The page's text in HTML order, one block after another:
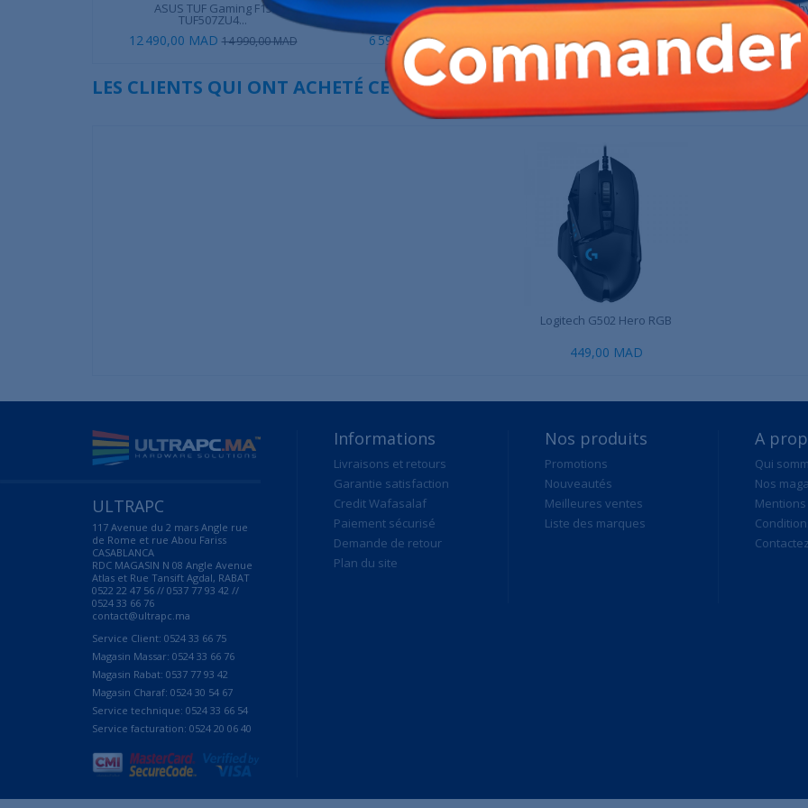
ASUS TUF Gaming F15
TUF507ZU4...
12 490,00 MAD 14 990,00 MAD
HP Pavilion Laptop 15...
6 590,00 MAD
HP EliteBook 830 G8 i5-1145G7...
5 490,00 MAD
ASUS ROG
22
LES CLIENTS QUI ONT ACHETÉ CE PRODUIT ONT ÉGALEMENT ACHETÉ :
Logitech G502 Hero RGB
449,00 MAD
ULTRAPC
117 Avenue du 2 mars Angle rue
de Rome et rue Abou Fariss
CASABLANCA
RDC MAGASIN N 08 Angle Avenue
Atlas et Rue Tansift Agdal, RABAT
0522 22 47 56 // 0537 77 93 42 //
0524 33 66 76
contact@ultrapc.ma
Service Client: 0524 33 66 75
Magasin Massar: 0524 33 66 76
Magasin Rabat: 0537 77 93 42
Magasin Charaf: 0524 30 54 67
Service technique: 0524 33 66 54
Service facturation: 0524 20 06 40
Informations
Livraisons et retours
Garantie satisfaction
Credit Wafasalaf
Paiement sécurisé
Demande de retour
Plan du site
Nos produits
Promotions
Nouveautés
Meilleures ventes
Liste des marques
A
Qui
Nos